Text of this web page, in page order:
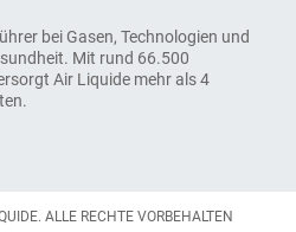
bei Gasen, Technologien und
Mit rund 66.500
Air Liquide mehr als 4
ALLE RECHTE VORBEHALTEN